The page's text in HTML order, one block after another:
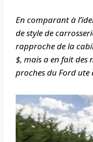
En comparant à
de style de
rapproche de la
$, mais a en fait des
proches du Ford ute